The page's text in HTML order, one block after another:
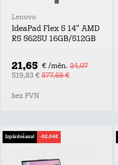
Lenovo
IdeaPad Flex 5 14" AMD
R5 5625U 16GB/512GB
21,65 € /mēn. 24,07
519,83 € 577,69 €
bez PVN
Izpārdošana! -82,64€